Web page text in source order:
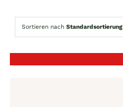
Sortieren nach Standardsortierung